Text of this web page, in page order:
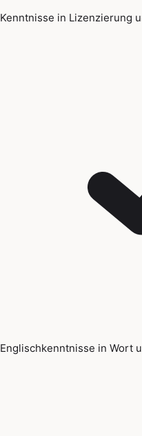
Kenntnisse in Lizenzierung
Englischkenntnisse in Wort